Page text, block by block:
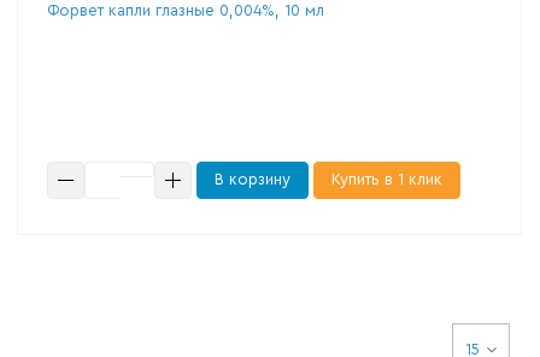
Форвет капли глазные 0,004%, 10 мл
В корзину Купить в 1 клик
15